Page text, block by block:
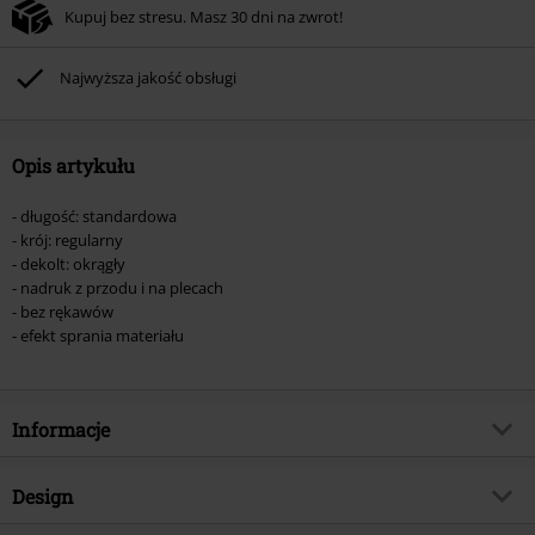
Nie łączy się z innymi kodami promocyjnymi. Promocja nie obejmuje: mediów
Rammstein, (Till) Lindemann, Böhse Onkelz, Broilers, Die Ärzte, Die Toten
Hosen, Metality oraz artykułów z donacją w cenie.
Kupuj bez stresu. Masz 30 dni na zwrot!
Najwyższa jakość obsługi
Opis artykułu
- długość: standardowa
- krój: regularny
- dekolt: okrągły
- nadruk z przodu i na plecach
- bez rękawów
- efekt sprania materiału
Informacje
Numer artykułu
Design